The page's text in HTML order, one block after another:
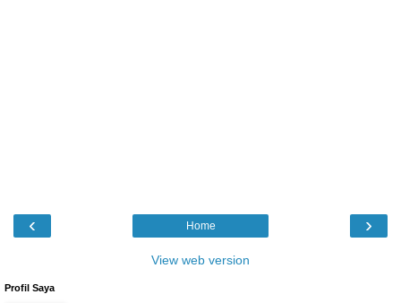
‹ ›
Home
View web version
Profil Saya